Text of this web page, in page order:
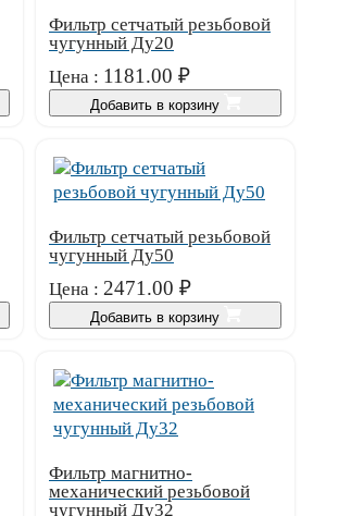
Фильтр сетчатый резьбовой
чугунный Ду20
Цена : 1181.00 ₽
Добавить в корзину
Фильтр сетчатый резьбовой
чугунный Ду50
Цена : 2471.00 ₽
Добавить в корзину
Фильтр магнитно-
механический резьбовой
чугунный Ду32